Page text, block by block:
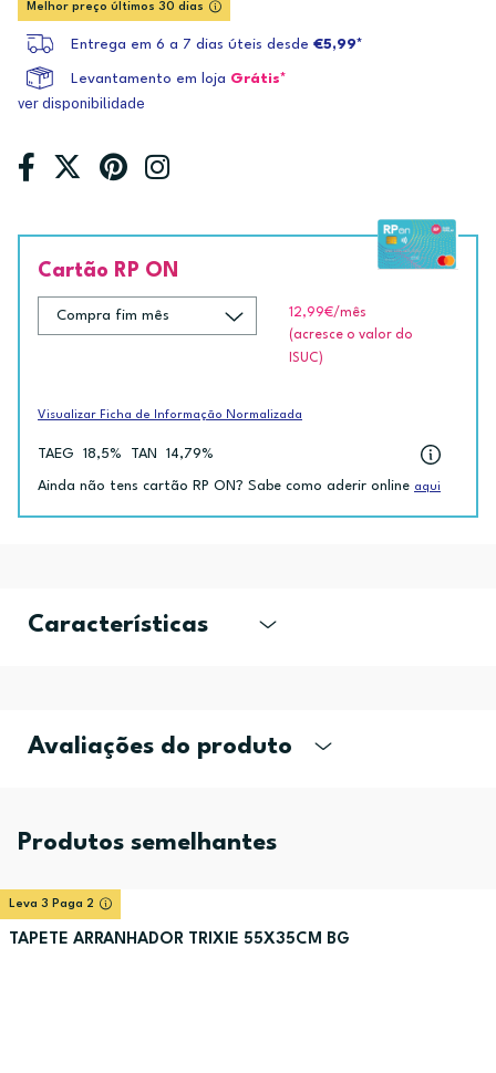
Melhor preço últimos 30 dias
Entrega em 6 a 7 dias úteis desde €5,99*
Levantamento em loja Grátis*
ver disponibilidade
Cartão RP ON
12,99€/mês
(acresce o valor do
ISUC)
Visualizar Ficha de Informação Normalizada
TAEG 18,5% TAN 14,79%
Ainda não tens cartão RP ON? Sabe como aderir online aqui
Características
Avaliações do produto
Produtos semelhantes
Leva 3 Paga 2
TAPETE ARRANHADOR TRIXIE 55X35CM BG